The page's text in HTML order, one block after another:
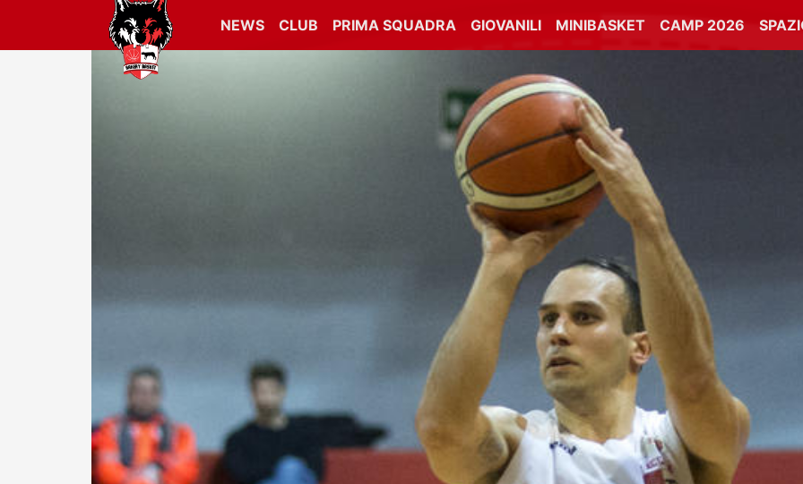
NEWS CLUB PRIMA SQUADRA GIOVANILI MINIBASKET CAMP 2026